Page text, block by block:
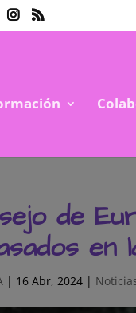
de
| 16 Abr, 2024 |